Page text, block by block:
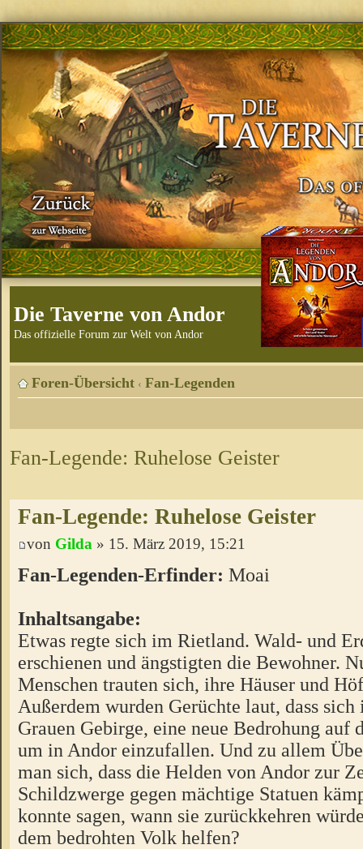
Die Taverne von Andor
Das offizielle Forum zur Welt von Andor
Foren-Übersicht ‹ Fan-Legenden
Fan-Legende: Ruhelose Geister
Fan-Legende: Ruhelose Geister
von Gilda » 15. März 2019, 15:21
Fan-Legenden-Erfinder: Moai
Inhaltsangabe:
Etwas regte sich im Rietland. Wald- und
erschienen und ängstigten die Bewohner.
Menschen trauten sich, ihre Häuser und
Außerdem wurden Gerüchte laut, dass
Grauen Gebirge, eine neue Bedrohung auf
um in Andor einzufallen. Und zu allem
man sich, dass die Helden von Andor zur
Schildzwerge gegen mächtige Statuen
konnte sagen, wann sie zurückkehren
dem bedrohten Volk helfen?